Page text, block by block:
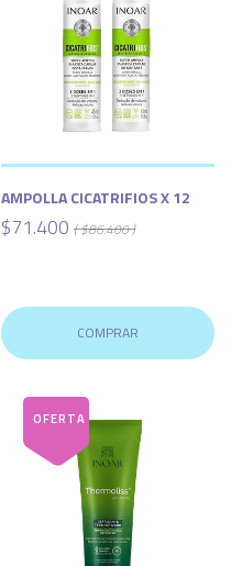
AMPOLLA CICATRIFIOS X 12
$71.400 ( $86.400 )
COMPRAR